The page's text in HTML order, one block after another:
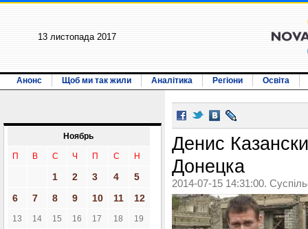
13 листопада 2017
Анонс Щоб ми так жили Аналітика Регіони Освіта
Ноябрь
П В С Ч П С Н
1 2 3 4
5
6
7 8 9 10 11 12
13 14 15 16 17 18 19
Денис
Донецка
2014-07-15 14:31:00.